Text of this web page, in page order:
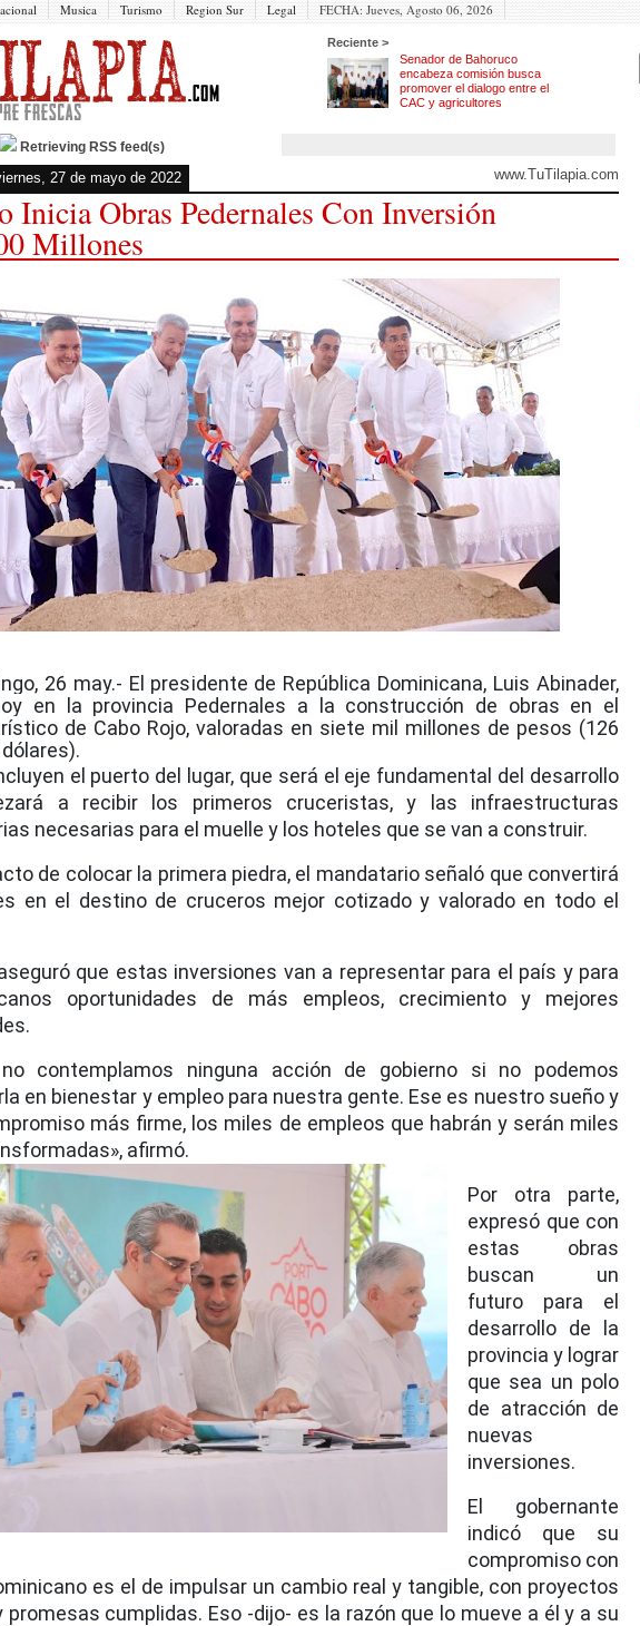
Musica Turismo Region Sur Legal FECHA: Jueves, Agosto 06, 2026
Reciente >
Senador de Bahoruco
encabeza comisión busca
promover el dialogo entre el
CAC y agricultores
Retrieving RSS feed(s)
27 de mayo de 2022 www.TuTilapia.com
Inicia Obras Pedernales Con Inversión
Millones
26 may.- El presidente de República Dominicana, Luis Abinader,
en la provincia Pedernales a la construcción de obras en el
de Cabo Rojo, valoradas en siete mil millones de pesos (126
el puerto del lugar, que será el eje fundamental del desarrollo
a recibir los primeros cruceristas, y las infraestructuras
necesarias para el muelle y los hoteles que se van a construir.
de colocar la primera piedra, el mandatario señaló que convertirá
en el destino de cruceros mejor cotizado y valorado en todo el
que estas inversiones van a representar para el país y para
oportunidades de más empleos, crecimiento y mejores
contemplamos ninguna acción de gobierno si no podemos
en bienestar y empleo para nuestra gente. Ese es nuestro sueño y
más firme, los miles de empleos que habrán y serán miles
afirmó.
Por otra parte,
expresó que con
estas obras
buscan un
futuro para el
desarrollo de la
provincia y lograr
que sea un polo
de atracción de
nuevas
inversiones.
El gobernante
indicó que su
compromiso con
es el de impulsar un cambio real y tangible, con proyectos
cumplidas. Eso -dijo- es la razón que lo mueve a él y a su